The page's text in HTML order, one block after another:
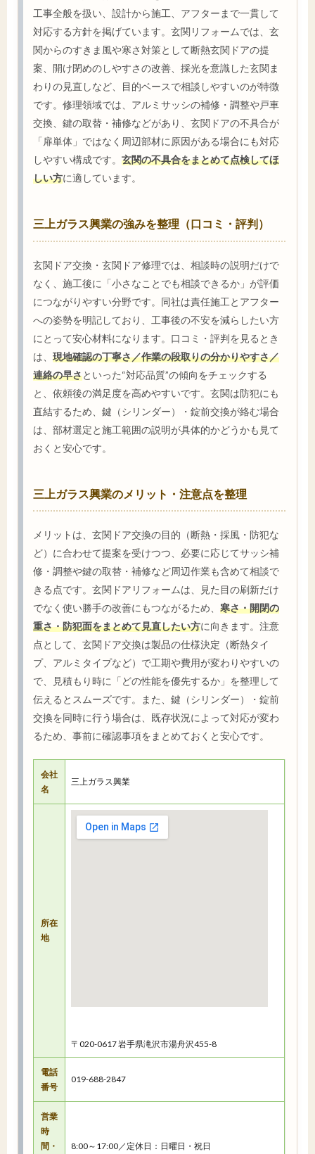
工事全般を扱い、設計から施工、アフターまで一貫して
対応する方針を掲げています。玄関リフォームでは、玄
関からのすきま風や寒さ対策として断熱玄関ドアの提
案、開け閉めのしやすさの改善、採光を意識した玄関ま
わりの見直しなど、目的ベースで相談しやすいのが特徴
です。修理領域では、アルミサッシの補修・調整や戸車
交換、鍵の取替・補修などがあり、玄関ドアの不具合が
「扉単体」ではなく周辺部材に原因がある場合にも対応
しやすい構成です。 玄関の不具合をまとめて点検してほ
しい方に適しています。
三上ガラス興業の強みを整理（口コミ・評判）
玄関ドア交換・玄関ドア修理では、相談時の説明だけで
なく、施工後に「小さなことでも相談できるか」が評価
につながりやすい分野です。同社は責任施工とアフター
への姿勢を明記しており、工事後の不安を減らしたい方
にとって安心材料になります。口コミ・評判を見るとき
は、 現地確認の丁寧さ／作業の段取りの分かりやすさ／
連絡の早さといった“対応品質”の傾向をチェックする
と、依頼後の満足度を高めやすいです。玄関は防犯にも
直結するため、鍵（シリンダー）・錠前交換が絡む場合
は、部材選定と施工範囲の説明が具体的かどうかも見て
おくと安心です。
三上ガラス興業のメリット・注意点を整理
メリットは、玄関ドア交換の目的（断熱・採風・防犯な
ど）に合わせて提案を受けつつ、必要に応じてサッシ補
修・調整や鍵の取替・補修など周辺作業も含めて相談で
きる点です。玄関ドアリフォームは、見た目の刷新だけ
でなく使い勝手の改善にもつながるため、 寒さ・開閉の
重さ・防犯面をまとめて見直したい方に向きます。注意
点として、玄関ドア交換は製品の仕様決定（断熱タイ
プ、アルミタイプなど）で工期や費用が変わりやすいの
で、見積もり時に「どの性能を優先するか」を整理して
伝えるとスムーズです。また、鍵（シリンダー）・錠前
交換を同時に行う場合は、既存状況によって対応が変わ
るため、事前に確認事項をまとめておくと安心です。
会社
名
三上ガラス興業
所在
地
〒020-0617 岩手県滝沢市湯舟沢455-8
電話
番号
019-688-2847
営業
時
間・
8:00～17:00／定休日：日曜日・祝日